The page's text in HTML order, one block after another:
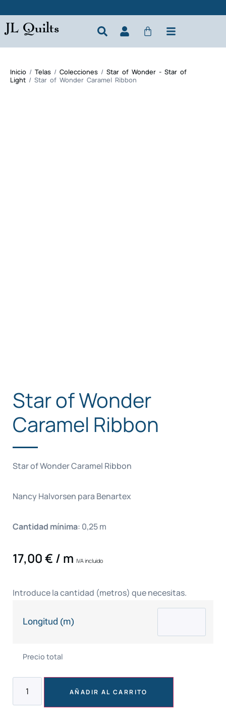
JL Quilts
Inicio / Telas / Colecciones / Star of Wonder - Star of
Light / Star of Wonder Caramel Ribbon
Star of Wonder
Caramel Ribbon
Star of Wonder Caramel Ribbon
Nancy Halvorsen para Benartex
Cantidad mínima: 0,25 m
17,00€ / m IVA incluido
Introduce la cantidad (metros) que necesitas.
Longitud (m)
Precio total
AÑADIR AL CARRITO